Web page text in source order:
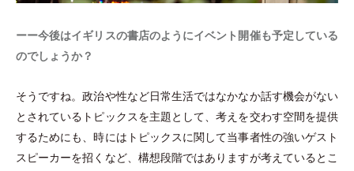
ーー今後はイギリスの書店のようにイベント開催も予定している
のでしょうか？
そうですね。政治や性など日常生活ではなかなか話す機会がない
とされているトピックスを主題として、考えを交わす空間を提供
するためにも、時にはトピックスに関して当事者性の強いゲスト
スピーカーを招くなど、構想段階ではありますが考えているとこ